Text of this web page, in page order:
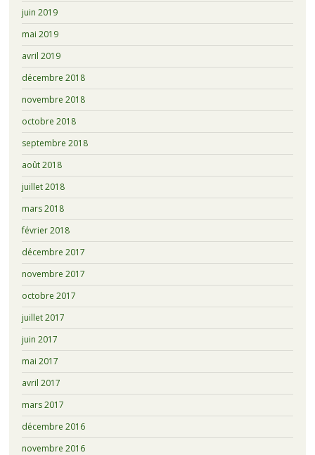
juin 2019
mai 2019
avril 2019
décembre 2018
novembre 2018
octobre 2018
septembre 2018
août 2018
juillet 2018
mars 2018
février 2018
décembre 2017
novembre 2017
octobre 2017
juillet 2017
juin 2017
mai 2017
avril 2017
mars 2017
décembre 2016
novembre 2016